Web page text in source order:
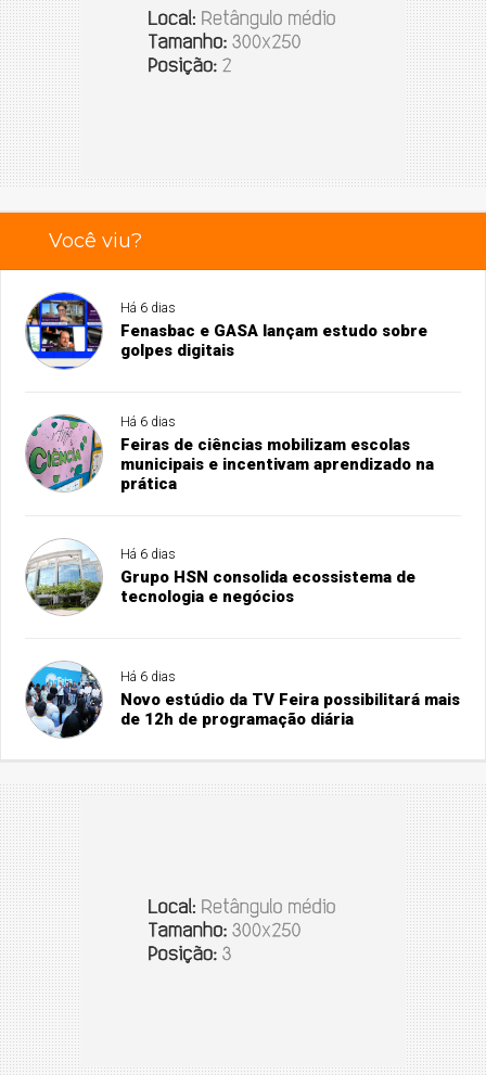
Você viu?
Há 6 dias
Fenasbac e GASA lançam estudo sobre
golpes digitais
Há 6 dias
Feiras de ciências mobilizam escolas
municipais e incentivam aprendizado na
prática
Há 6 dias
Grupo HSN consolida ecossistema de
tecnologia e negócios
Há 6 dias
Novo estúdio da TV Feira possibilitará mais
de 12h de programação diária